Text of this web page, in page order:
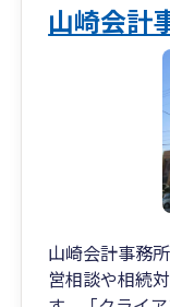
山崎会計
山崎会計事務
営相談や相続